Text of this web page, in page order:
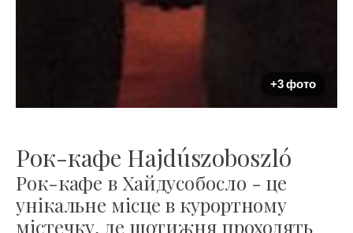
+3 фото
Рок-кафе Hajdúszoboszló
Рок-кафе в Хайдусобосло - це
унікальне місце в курортному
містечку, де щотижня проходять